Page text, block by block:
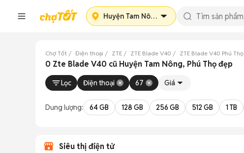
Huyện Tam Nông
Chợ Tốt Điện thoại ZTE ZTE Blade V40 ZTE Blade V40 Phú Thọ
0 Zte Blade V40 cũ Huyện Tam Nông, Phú Thọ đẹp
Lọc Điện thoại 67 Giá
Dung lượng: 64 GB 128 GB 256 GB 512 GB 1 TB
Siêu thị điện tử